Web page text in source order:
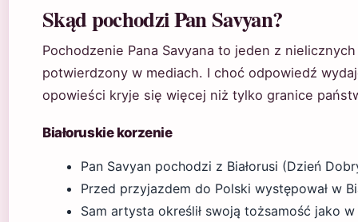
Skąd pochodzi Pan Savyan?
Pochodzenie Pana Savyana to jeden z
potwierdzony w mediach. I choć odpowiedź
opowieści kryje się więcej niż tylko granice
Białoruskie korzenie
Pan Savyan pochodzi z Białorusi (Dzień
Przed przyjazdem do Polski występował w
Sam artysta określił swoją tożsamość jako